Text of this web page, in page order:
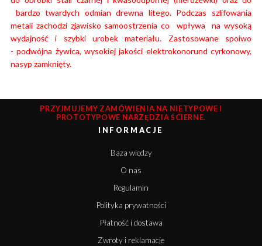
bardzo twardych odmian drewna litego. Podczas szlifowania
metali zachodzi zjawisko samoostrzenia co wpływa na wysoką
wydajność i szybki urobek materiału. Zastosowane spoiwo
- podwójna żywica, wysokiej jakości elektrokonorund cyrkonowy,
nasyp zamknięty.
PRZYJMUJEMY ZAMÓWIENIA NA NIETYPOWE I
PROTOTYPOWE NARZĘDZIA ŚCIERNE.
INFORMACJE
Baza wiedzy
O nas
Regulamin
Polityka prywatności
Płatność i dostawa
Zwroty i reklamacje